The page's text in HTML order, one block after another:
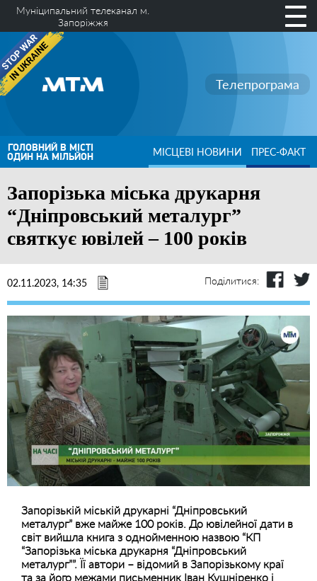
Муніципальний телеканал м.
Запоріжжя
Телепрограма
ГОЛОВНИЙ В МІСТІ
ОДИН НА МІЛЬЙОН МІСЦЕВІ НОВИНИ ПРЕС-ФАКТ
Запорізька міська друкарня
“Дніпровський металург”
святкує ювілей – 100 років
02.11.2023, 14:35 Поділитися:
Запорізькій міській друкарні “Дніпровський
металург” вже майже 100 років. До ювілейної дати в
світ вийшла книга з однойменною назвою “КП
“Запорізька міська друкарня “Дніпровський
металург””. Її автори – відомий в Запорізькому краї
та за його межами письменник Іван Кушніренко і